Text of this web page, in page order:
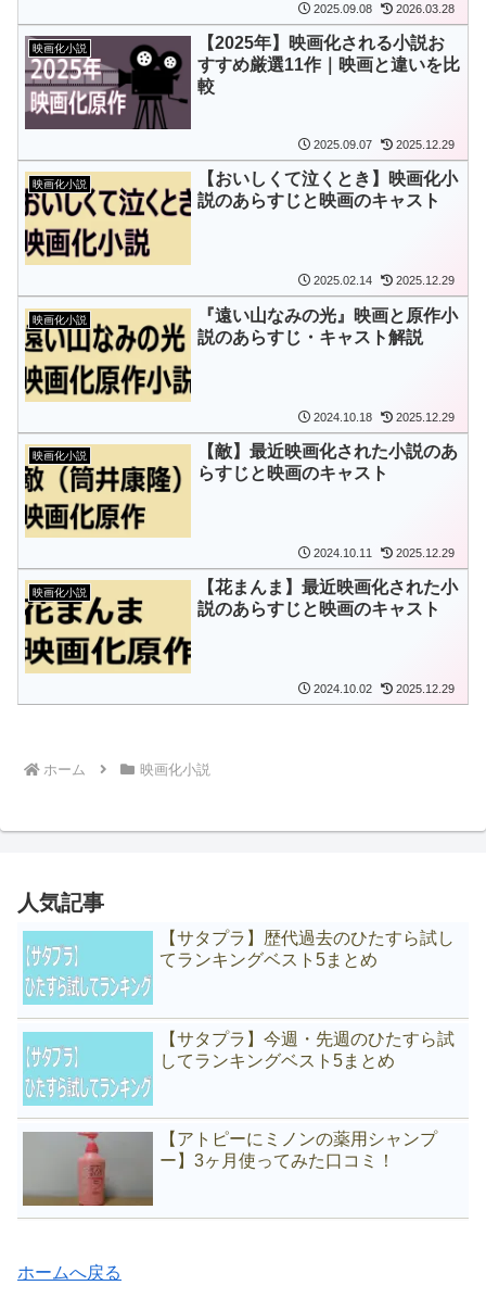
2025.09.08 2026.03.28
映画化小説
【2025年】映画化される小説お
すすめ厳選11作｜映画と違いを比
較
2025.09.07 2025.12.29
映画化小説
【おいしくて泣くとき】映画化小
説のあらすじと映画のキャスト
2025.02.14 2025.12.29
映画化小説
『遠い山なみの光』映画と原作小
説のあらすじ・キャスト解説
2024.10.18 2025.12.29
映画化小説
【敵】最近映画化された小説のあ
らすじと映画のキャスト
2024.10.11 2025.12.29
映画化小説
【花まんま】最近映画化された小
説のあらすじと映画のキャスト
2024.10.02 2025.12.29
ホーム 映画化小説
人気記事
【サタプラ】歴代過去のひたすら試し
てランキングベスト5まとめ
【サタプラ】今週・先週のひたすら試
してランキングベスト5まとめ
【アトピーにミノンの薬用シャンプ
ー】3ヶ月使ってみた口コミ！
ホームへ戻る